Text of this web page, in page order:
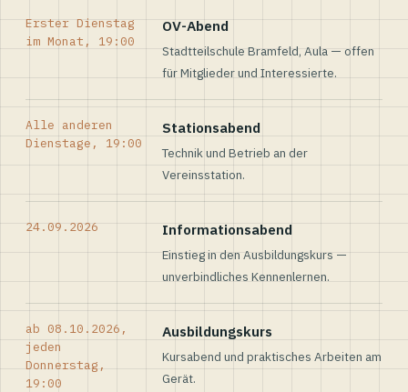
Erster Dienstag
im Monat, 19:00
OV-Abend
Stadtteilschule Bramfeld, Aula — offen
für Mitglieder und Interessierte.
Alle anderen
Dienstage, 19:00
Stationsabend
Technik und Betrieb an der
Vereinsstation.
24.09.2026 Informationsabend
Einstieg in den Ausbildungskurs —
unverbindliches Kennenlernen.
ab 08.10.2026,
jeden
Donnerstag,
19:00
Ausbildungskurs
Kursabend und praktisches Arbeiten am
Gerät.